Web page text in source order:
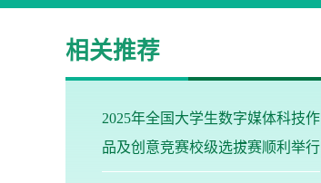
相关推荐
2025年全国大学生数字媒体科技作
品及创意竞赛校级选拔赛顺利举行